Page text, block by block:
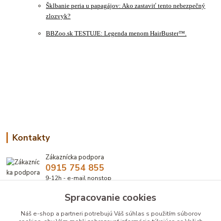
Šklbanie peria u papagájov: Ako zastaviť tento nebezpečný
zlozvyk?
BBZoo.sk TESTUJE: Legenda menom HairBuster™.
Kontakty
Zákaznícka podpora
0915 754 855
9-12h - e-mail nonstop
eshop@bbzoo.skSpracovanie cookies
Náš e-shop a partneri potrebujú Váš súhlas s použitím súborov